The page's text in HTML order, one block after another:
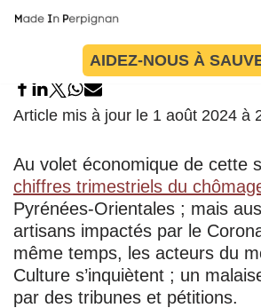
contenu
AIDEZ-NOUS À
Article mis à jour le 1 août 2024 à
Au volet économique de cette
chiffres trimestriels du
Pyrénées-Orientales ; mais
artisans impactés par le
même temps, les acteurs du
Culture s’inquiètent ; un
par des tribunes et pétitions.